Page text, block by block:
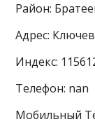
Район:
Адрес:
Индекс:
Телефон: nan
Мобильный